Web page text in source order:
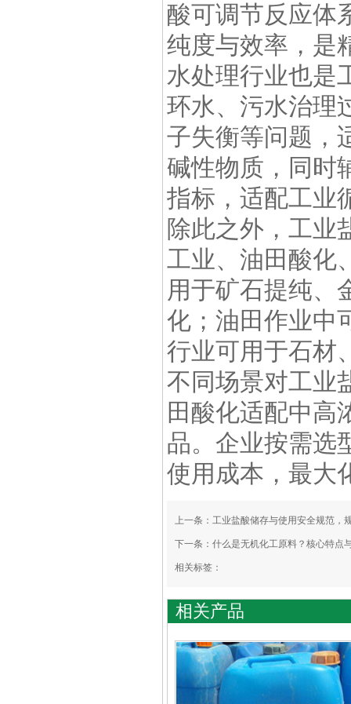
酸可调节反应体
纯度与效率，是
水处理行业也是
环水、污水治理
子失衡等问题，
碱性物质，同时
指标，适配工业
除此之外，工业
工业、油田酸化
用于矿石提纯、
化；油田作业中
行业可用于石材
不同场景对工业
田酸化适配中高
品。企业按需选
使用成本，最大
上一条： 工业盐酸储存与使用安全规范，
下一条： 什么是无机化工原料？核心特点
相关标签：
相关产品